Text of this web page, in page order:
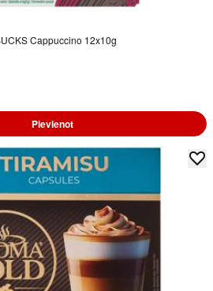
Cappuccino 12x10g
Pievienot